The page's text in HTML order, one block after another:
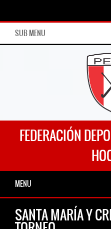
SUB MENU
FEDERACIÓN
MENU
SANTA MARÍA Y